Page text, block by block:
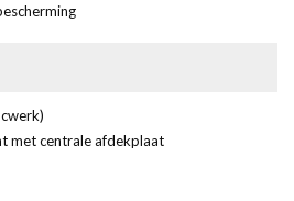
met centrale afdekplaat